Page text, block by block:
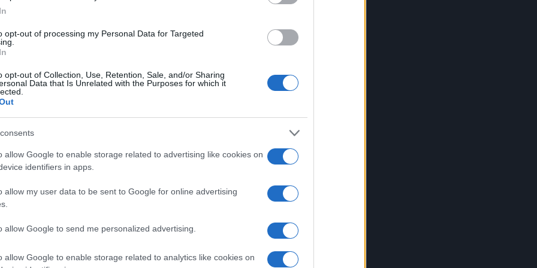
opt-out of processing my Personal Data for Targeted
opt-out of Collection, Use, Retention, Sale, and/or Sharing
Data that Is Unrelated with the Purposes for which it
allow Google to enable storage related to advertising like cookies on
identifiers in apps.
allow my user data to be sent to Google for online advertising
allow Google to send me personalized advertising.
allow Google to enable storage related to analytics like cookies on
ubriaca causa incidente
le Forze dell’ordine.
notte ha causato un incidente stradale rivelatosi
non hanno trovato nessuno nella macchina che
sul posto si è presentata una donna peruviana
identificata è stata sottoposta a un test alcolico al quale
test, la donna ha iniziato a colpire gli agenti, che poi
questa mattina per guida in stato di ebrezza e per